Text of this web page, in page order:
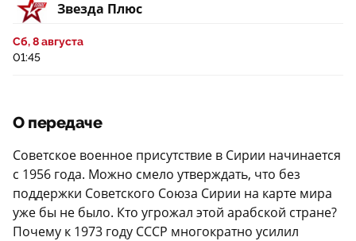
Звезда Плюс
Сб, 8 августа
01:45
О передаче
Советское военное присутствие в Сирии начинается
с 1956 года. Можно смело утверждать, что без
поддержки Советского Союза Сирии на карте мира
уже бы не было. Кто угрожал этой арабской стране?
Почему к 1973 году СССР многократно усилил